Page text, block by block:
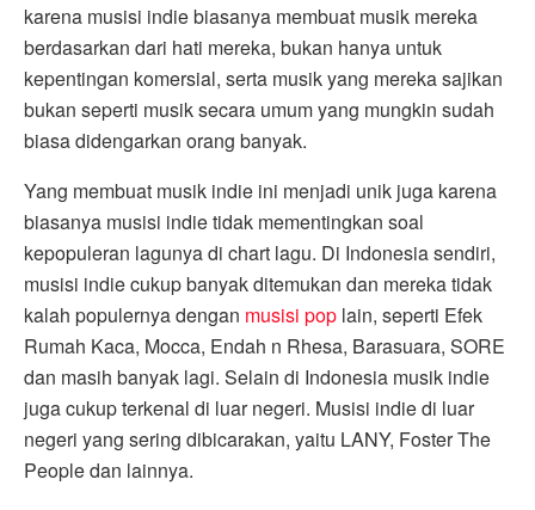
karena musisi indie biasanya membuat musik mereka
berdasarkan dari hati mereka, bukan hanya untuk
kepentingan komersial, serta musik yang mereka sajikan
bukan seperti musik secara umum yang mungkin sudah
biasa didengarkan orang banyak.
Yang membuat musik indie ini menjadi unik juga karena
biasanya musisi indie tidak mementingkan soal
kepopuleran lagunya di chart lagu. Di Indonesia sendiri,
musisi indie cukup banyak ditemukan dan mereka tidak
kalah populernya dengan musisi pop lain, seperti Efek
Rumah Kaca, Mocca, Endah n Rhesa, Barasuara, SORE
dan masih banyak lagi. Selain di Indonesia musik indie
juga cukup terkenal di luar negeri. Musisi indie di luar
negeri yang sering dibicarakan, yaitu LANY, Foster The
People dan lainnya.